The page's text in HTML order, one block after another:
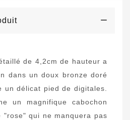
de 4,2cm de hauteur a
dans un doux bronze doré
un délicat pied de digitales.
un magnifique cabochon
qui ne manquera pas